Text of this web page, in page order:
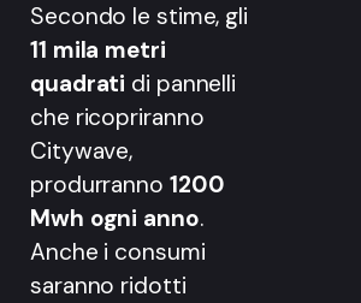
Secondo le stime, gli
11 mila metri
quadrati di pannelli
che ricopriranno
Citywave,
produrranno 1200
Mwh ogni anno.
Anche i consumi
saranno ridotti